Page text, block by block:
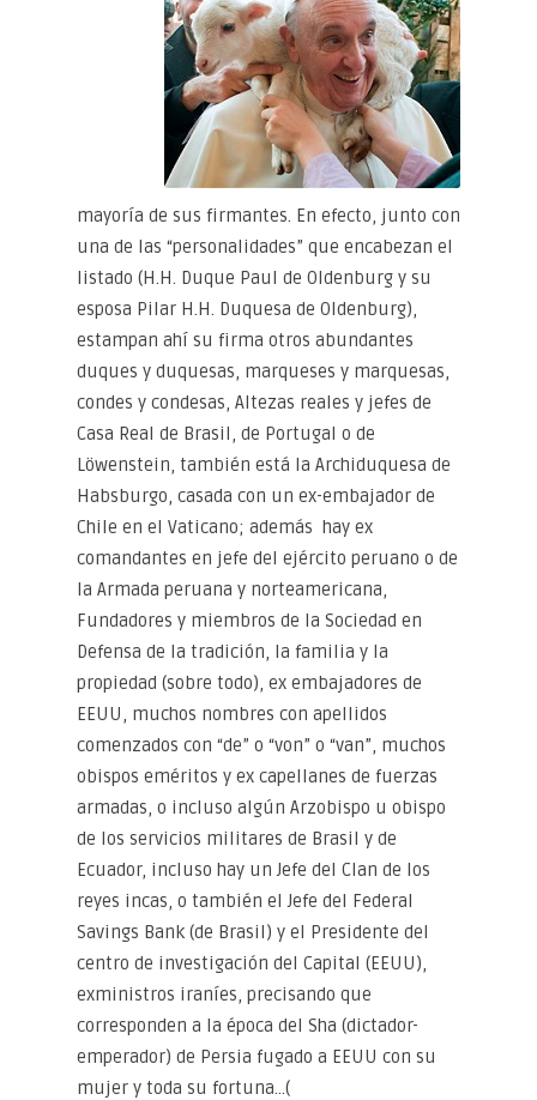
mayoría de sus firmantes. En efecto, junto con
una de las “personalidades” que encabezan el
listado (H.H. Duque Paul de Oldenburg y su
esposa Pilar H.H. Duquesa de Oldenburg),
estampan ahí su firma otros abundantes
duques y duquesas, marqueses y marquesas,
condes y condesas, Altezas reales y jefes de
Casa Real de Brasil, de Portugal o de
Löwenstein, también está la Archiduquesa de
Habsburgo, casada con un ex-embajador de
Chile en el Vaticano; además hay ex
comandantes en jefe del ejército peruano o de
la Armada peruana y norteamericana,
Fundadores y miembros de la Sociedad en
Defensa de la tradición, la familia y la
propiedad (sobre todo), ex embajadores de
EEUU, muchos nombres con apellidos
comenzados con “de” o “von” o “van”, muchos
obispos eméritos y ex capellanes de fuerzas
armadas, o incluso algún Arzobispo u obispo
de los servicios militares de Brasil y de
Ecuador, incluso hay un Jefe del Clan de los
reyes incas, o también el Jefe del Federal
Savings Bank (de Brasil) y el Presidente del
centro de investigación del Capital (EEUU),
exministros iraníes, precisando que
corresponden a la época del Sha (dictador-
emperador) de Persia fugado a EEUU con su
mujer y toda su fortuna…(